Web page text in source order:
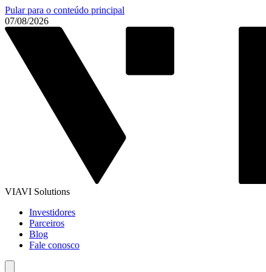
Pular para o conteúdo principal
07/08/2026
VIAVI Solutions
Investidores
Parceiros
Blog
Fale conosco